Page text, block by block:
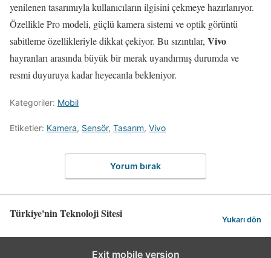
yenilenen tasarımıyla kullanıcıların ilgisini çekmeye hazırlanıyor.
Özellikle Pro modeli, güçlü kamera sistemi ve optik görüntü
sabitleme özellikleriyle dikkat çekiyor. Bu sızıntılar, Vivo
hayranları arasında büyük bir merak uyandırmış durumda ve
resmi duyuruya kadar heyecanla bekleniyor.
Kategoriler: Mobil
Etiketler: Kamera, Sensör, Tasarım, Vivo
Yorum bırak
Türkiye'nin Teknoloji Sitesi Yukarı dön
Exit mobile version